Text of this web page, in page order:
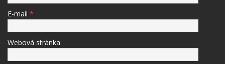
E-mail *
Webová stránka